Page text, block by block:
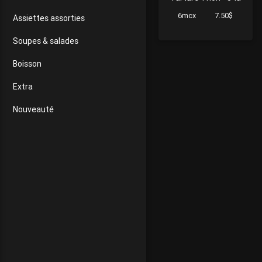
Assiettes assorties
Soupes & salades
Boisson
Extra
Nouveauté
6mcx 7.50$